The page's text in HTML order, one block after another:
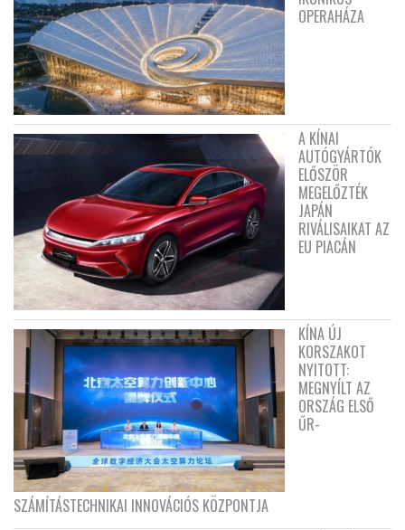
OPERAHÁZA
A KÍNAI
AUTÓGYÁRTÓK
ELŐSZÖR
MEGELŐZTÉK
JAPÁN
RIVÁLISAIKAT AZ
EU PIACÁN
KÍNA ÚJ
KORSZAKOT
NYITOTT:
MEGNYÍLT AZ
ORSZÁG ELSŐ
ŰR-
SZÁMÍTÁSTECHNIKAI INNOVÁCIÓS KÖZPONTJA